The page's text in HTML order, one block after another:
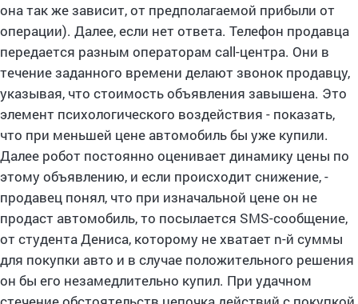
она так же зависит, от предполагаемой прибыли от
операции). Далее, если нет ответа. Телефон продавца
передается разным операторам call-центра. Они в
течение заданного времени делают звонок продавцу,
указывая, что стоимость объявления завышена. Это
элемент психологического воздействия - показать,
что при меньшей цене автомобиль бы уже купили.
Далее робот постоянно оценивает динамику цены по
этому объявлению, и если происходит снижение, -
продавец понял, что при изначальной цене он не
продаст автомобиль, то посылается SMS-сообщение,
от студента Дениса, которому не хватает n-й суммы
для покупки авто и в случае положительного решения
он бы его незамедлительно купил. При удачном